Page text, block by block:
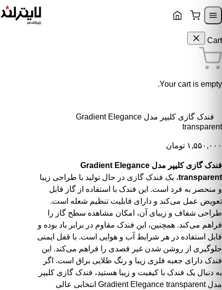
Skip to navigation
Cart
Your cart is empty.
فندک گازی کلیپر مدل Gradient Elegance
transparent
۱,۵۵۰,۰۰۰ تومان
فندک گازی کلیپر مدل Gradient Elegance
transparent، یک فندک گازی در حال تولید با طراحی زیبا
و منحصر به فرد است. این فندک با استفاده از گاز قابل
تعویض عمل می‌کند و دارای قابلیت تنظیم شعله است.
طراحی شفاف و زیبای آن، امکان مشاهده سطح گاز را
فراهم می‌کند. همچنین، این فندک مقاوم در برابر باد بوده و
قابل استفاده در هر شرایط آب و هوایی است. با قفل ایمنی
جلوگیری از روشن شدن غیر قصدی را فراهم می‌کند. این
فندک دارای جعبه فلزی زیبا و رنگ طلایی براق است. اگر
به دنبال یک فندک با کیفیت و زیبا هستید، فندک گازی کلیپر
مدل Gradient Elegance transparent انتخابی عالی